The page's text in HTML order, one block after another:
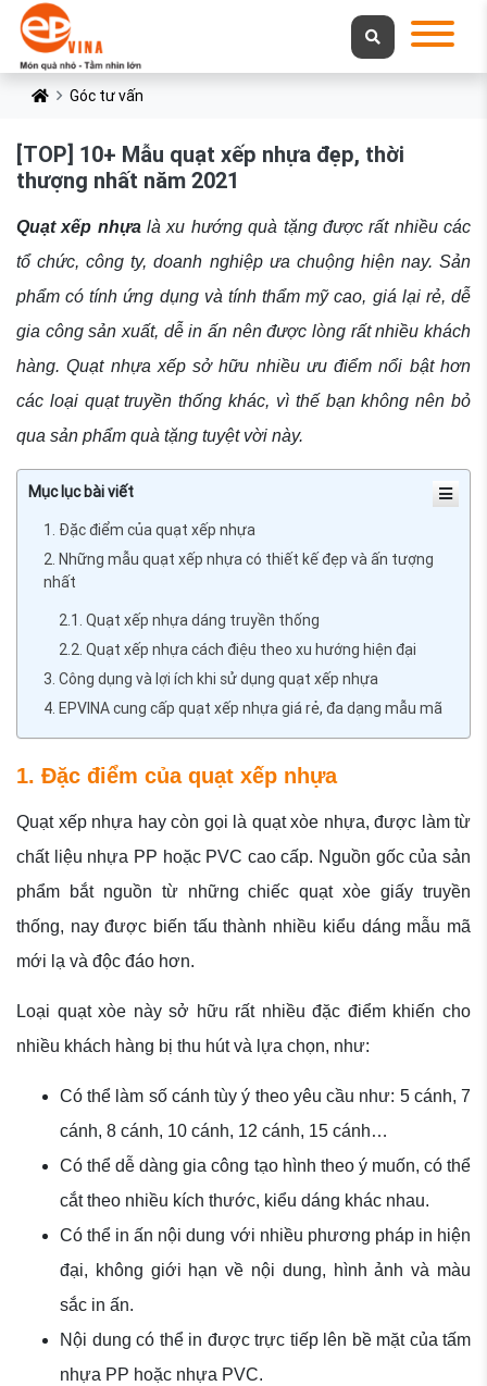
Góc tư vấn
[TOP] 10+ Mẫu quạt xếp nhựa đẹp, thời
thượng nhất năm 2021
Quạt xếp nhựalà xu hướng quà tặng được rất nhiều các
tổ chức, công ty, doanh nghiệp ưa chuộng hiện nay. Sản
phẩm có tính ứng dụng và tính thẩm mỹ cao, giá lại rẻ, dễ
gia công sản xuất, dễ in ấn nên được lòng rất nhiều khách
hàng. Quạt nhựa xếp sở hữu nhiều ưu điểm nổi bật hơn
các loại quạt truyền thống khác, vì thế bạn không nên bỏ
qua sản phẩm quà tặng tuyệt vời này.
Mục lục bài viết
1. Đặc điểm của quạt xếp nhựa
2. Những mẫu quạt xếp nhựa có thiết kế đẹp và ấn tượng
nhất
2.1. Quạt xếp nhựa dáng truyền thống
2.2. Quạt xếp nhựa cách điệu theo xu hướng hiện đại
3. Công dụng và lợi ích khi sử dụng quạt xếp nhựa
4. EPVINA cung cấp quạt xếp nhựa giá rẻ, đa dạng mẫu mã
1. Đặc điểm của quạt xếp nhựa
Quạt xếp nhựa hay còn gọi là quạt xòe nhựa, được làm từ
chất liệu nhựa PP hoặc PVC cao cấp. Nguồn gốc của sản
phẩm bắt nguồn từ những chiếc quạt xòe giấy truyền
thống, nay được biến tấu thành nhiều kiểu dáng mẫu mã
mới lạ và độc đáo hơn.
Loại quạt xòe này sở hữu rất nhiều đặc điểm khiến cho
nhiều khách hàng bị thu hút và lựa chọn, như:
Có thể làm số cánh tùy ý theo yêu cầu như: 5 cánh, 7
cánh, 8 cánh, 10 cánh, 12 cánh, 15 cánh…
Có thể dễ dàng gia công tạo hình theo ý muốn, có thể
cắt theo nhiều kích thước, kiểu dáng khác nhau.
Có thể in ấn nội dung với nhiều phương pháp in hiện
đại, không giới hạn về nội dung, hình ảnh và màu
sắc in ấn.
Nội dung có thể in được trực tiếp lên bề mặt của tấm
nhựa PP hoặc nhựa PVC.